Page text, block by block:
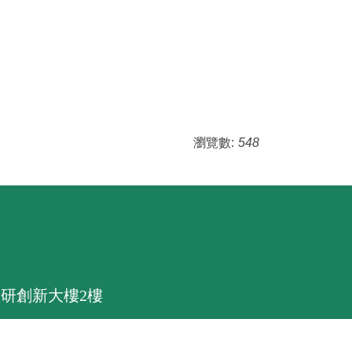
瀏覽數: 548
創新大樓2樓